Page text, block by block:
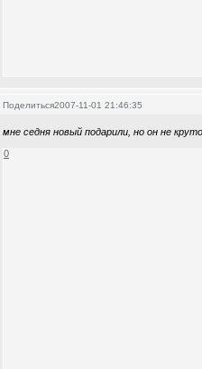
Поделиться2007-11-01 21:46:35
мне седня новый подарили, но он не
0